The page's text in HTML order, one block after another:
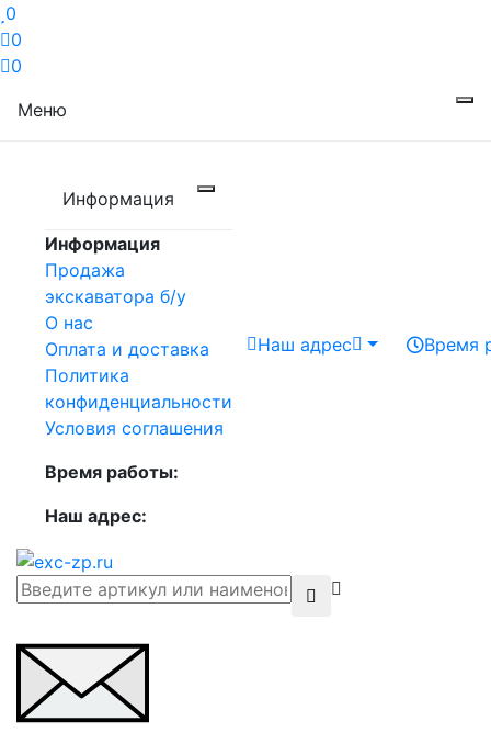
0
0
0
Меню
Информация
Информация
Продажа
экскаватора б/у
О нас
Оплата и доставка
Политика
конфиденциальности
Условия соглашения
Время работы:
Наш адрес:
Наш адрес Время